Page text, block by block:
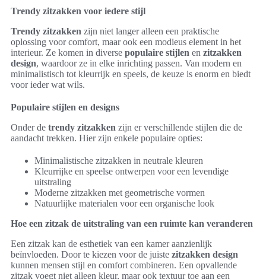
Trendy zitzakken voor iedere stijl
Trendy zitzakken zijn niet langer alleen een praktische
oplossing voor comfort, maar ook een modieus element in het
interieur. Ze komen in diverse populaire stijlen en zitzakken
design, waardoor ze in elke inrichting passen. Van modern en
minimalistisch tot kleurrijk en speels, de keuze is enorm en biedt
voor ieder wat wils.
Populaire stijlen en designs
Onder de trendy zitzakken zijn er verschillende stijlen die de
aandacht trekken. Hier zijn enkele populaire opties:
Minimalistische zitzakken in neutrale kleuren
Kleurrijke en speelse ontwerpen voor een levendige
uitstraling
Moderne zitzakken met geometrische vormen
Natuurlijke materialen voor een organische look
Hoe een zitzak de uitstraling van een ruimte kan veranderen
Een zitzak kan de esthetiek van een kamer aanzienlijk
beïnvloeden. Door te kiezen voor de juiste zitzakken design
kunnen mensen stijl en comfort combineren. Een opvallende
zitzak voegt niet alleen kleur, maar ook textuur toe aan een